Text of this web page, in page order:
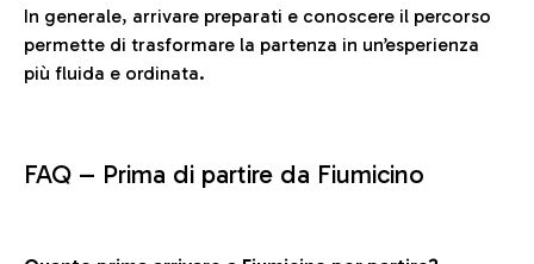
In generale, arrivare preparati e conoscere il percorso
permette di trasformare la partenza in un’esperienza
più fluida e ordinata.
FAQ – Prima di partire da Fiumicino